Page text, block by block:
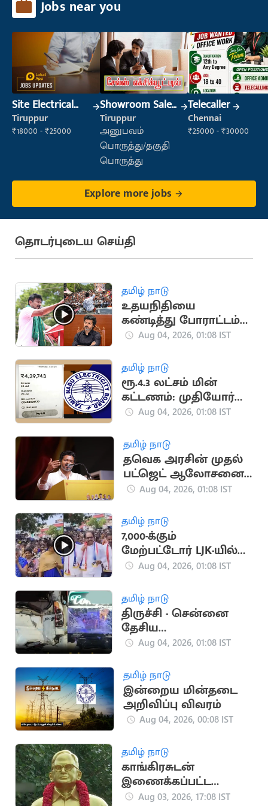
Jobs near you
Site Electrical
Engineer
Tiruppur
₹18000 - ₹25000
Showroom Sales
Executive (Retail
Sales)
Tiruppur
அனுபவம்
பொருத்து/தகுதி
பொருத்து
Telecaller
Chennai
₹25000 - ₹30000
Explore more jobs
தொடர்புடைய செய்தி
தமிழ் நாடு
உதயநிதியை
கண்டித்து போராட்டம்
நடத்த தவெக முடிவு!
Aug 04, 2026, 01:08 IST
தமிழ் நாடு
ரூ.4.3 லட்சம் மின்
கட்டணம்: முதியோர்
இல்ல நிர்வாகிகளுக்கு
Aug 04, 2026, 01:08 IST
தமிழ் நாடு
தவெக அரசின் முதல்
பட்ஜெட் ஆலோசனைக்
கூட்டம்
Aug 04, 2026, 01:08 IST
தமிழ் நாடு
7,000-க்கும்
மேற்பட்டோர் LJK-யில்
இணைந்தனர்
Aug 04, 2026, 01:08 IST
தமிழ் நாடு
திருச்சி - சென்னை
தேசிய
நெடுஞ்சாலையில்
பலி
Aug 04, 2026, 01:08 IST
தமிழ் நாடு
இன்றைய மின்தடை
அறிவிப்பு விவரம்
Aug 04, 2026, 00:08 IST
தமிழ் நாடு
காங்கிரசுடன்
இணைக்கப்பட்ட
தமிழ்நாடு
Aug 03, 2026, 17:08 IST